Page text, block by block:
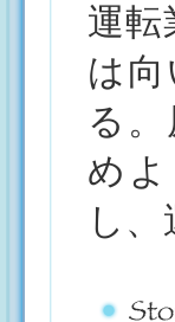
運転
は
る
め
し